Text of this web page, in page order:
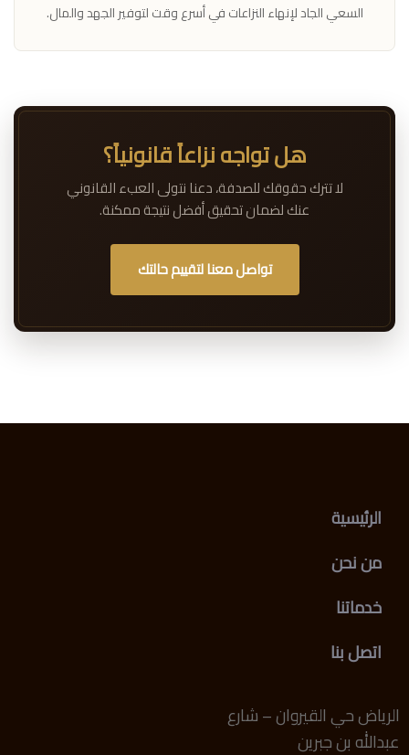
السعي الجاد لإنهاء النزاعات في أسرع وقت لتوفير الجهد والمال.
هل تواجه نزاعاً قانونياً؟
لا تترك حقوقك للصدفة، دعنا نتولى العبء القانوني
عنك لضمان تحقيق أفضل نتيجة ممكنة.
تواصل معنا لتقييم حالتك
الرئيسية
من نحن
خدماتنا
اتصل بنا
الرياض حي القيروان – شارع
عبدالله بن جبرين